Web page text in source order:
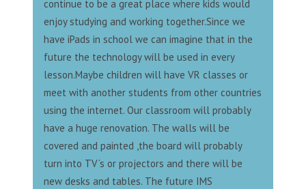
continue to be a great place where kids would
enjoy studying and working together.Since we
have iPads in school we can imagine that in the
future the technology will be used in every
lesson.Maybe children will have VR classes or
meet with another students from other countries
using the internet. Our classroom will probably
have a huge renovation. The walls will be
covered and painted ,the board will probably
turn into TV‘s or projectors and there will be
new desks and tables. The future IMS